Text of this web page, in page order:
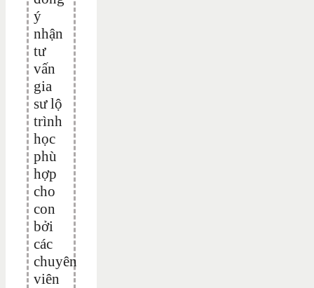
ý
nhận
tư
vấn
gia
sư lộ
trình
học
phù
hợp
cho
con
bởi
các
chuyên
viên